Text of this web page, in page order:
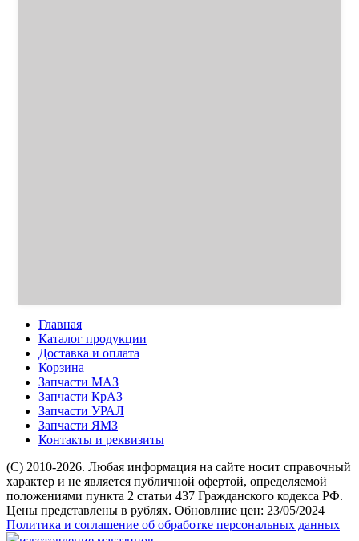
Главная
Каталог продукции
Доставка и оплата
Корзина
Запчасти МАЗ
Запчасти КрАЗ
Запчасти УРАЛ
Запчасти ЯМЗ
Контакты и реквизиты
(C) 2010-2026. Любая информация на сайте носит справочный
характер и не является публичной офертой, определяемой
положениями пункта 2 статьи 437 Гражданского кодекса РФ.
Цены представлены в рублях. Обновлние цен: 23/05/2024
Политика и соглашение об обработке персональных данных